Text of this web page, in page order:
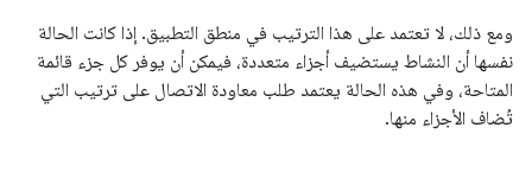
ومع ذلك، لا تعتمد على هذا الترتيب في منطق التطبيق. إذا كانت الحالة
نفسها أن النشاط يستضيف أجزاء متعددة، فيمكن أن يوفر كل جزء قائمة
المتاحة، وفي هذه الحالة يعتمد طلب معاودة الاتصال على ترتيب التي
تُضاف الأجزاء منها.